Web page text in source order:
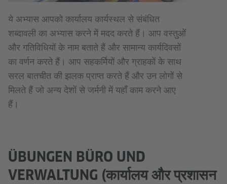
ये अभ्यास आपको कार्यालय कार्यस्थल से संबंधित
शब्दावली का अभ्यास करने में मदद करते हैं। आप वस्तुओं
और गतिविधियों के नाम बताते हैं और सामान्य कार्यदिवसों
का वर्णन करते हैं। आप सहकर्मियों और ग्राहकों के साथ
सरल बातचीत की झलक प्राप्त करते हैं और उन लोगों से
मिलते हैं जो अन्य देशों से जर्मनी में यहाँ काम करने आए
हैं।
ÜBUNGEN BÜRO UND
VERWALTUNG (कार्यालय और प्रशासन